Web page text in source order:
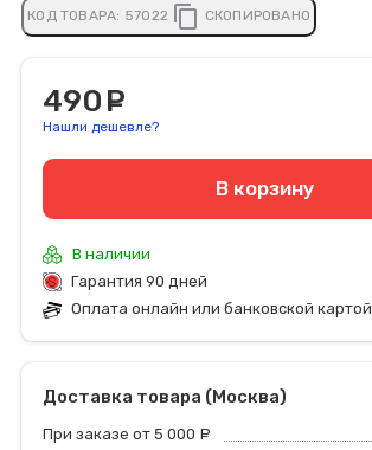
КОД ТОВАРА: 57022 content_copy СКОПИРОВАНО
490
Нашли дешевле?
В корзину
В наличии
Гарантия 90 дней
Оплата онлайн или банковской картой
Доставка товара (Москва)
При заказе от 5 000